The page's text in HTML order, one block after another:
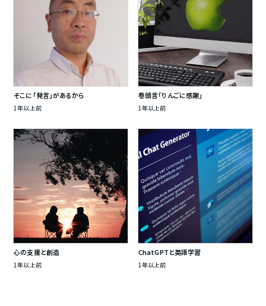
そこに「発言」があるから
1年以上前
巻頭言「りんごに感謝」
1年以上前
心の支援と創造
1年以上前
ChatGPTと英語学習
1年以上前